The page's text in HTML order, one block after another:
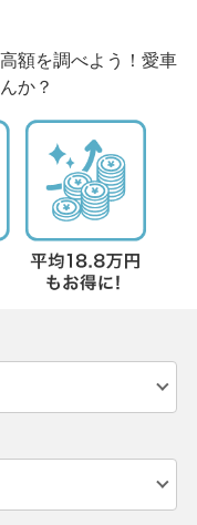
額を調べよう！愛車
か？